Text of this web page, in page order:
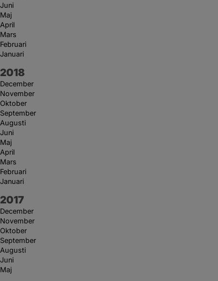
Juni
Maj
April
Mars
Februari
Januari
År:
2018
December
November
Oktober
September
Augusti
Juni
Maj
April
Mars
Februari
Januari
År:
2017
December
November
Oktober
September
Augusti
Juni
Maj